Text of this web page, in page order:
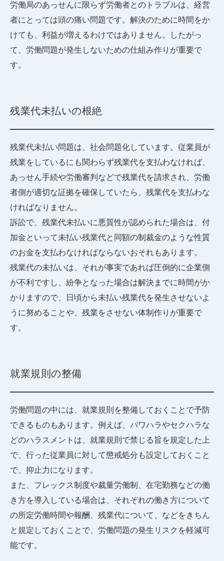
労働局のあっせんに限らず労働者とのトラブルは、経営
者にとっては頭の痛い問題です。解決のために時間をか
けても、利益が増えるわけではありません。したがっ
て、労働問題が発生しないための仕組み作りが重要で
す。
残業代未払いの根絶
残業代未払い問題は、社会問題化しています。従業員が
残業をしているにも関わらず残業代を支払わなければ、
あっせん手続や労働審判などで残業代を請求され、労働
者側が適切な証拠を確保していたら、残業代を支払わな
ければなりません。
訴訟で、残業代未払いに悪質性が認められた場合は、付
加金といって未払い残業代と同額の制裁金のような性質
のお金を支払わなければならないおそれもあります。
残業代の未払いは、それが事実であれば圧倒的に企業側
が不利ですし、紛争となった場合は解決までに時間がか
かりますので、日頃から未払い残業代を発生させないよ
うに努めることや、残業をさせない体制作りが重要で
す。
就業規則の整備
労働問題の中には、就業規則を整備しておくことで予防
できるものもあります。例えば、パワハラやセクハラな
どのハラスメントは、就業規則で禁じる旨を規定した上
で、行った従業員に対して懲戒処分も設定しておくこと
で、抑止力になります。
また、フレックス制度や裁量労働制、在宅勤務などの働
き方を導入している場合は、それぞれの働き方について
の所定労働時間や報酬、残業代について、などをきちん
と規定しておくことで、労働問題の発生リスクを軽減可
能です。